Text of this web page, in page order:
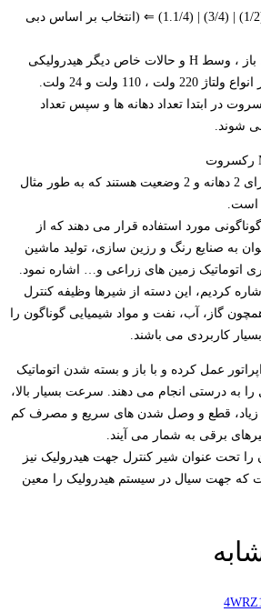
در سایزهای (1/4) | (3/8) | (1/2) | (3/4) | (1.1/4) ⇐ (انتخاب بر اساس دبی
در ابتدا تعداد دهانه ها و سپس تعداد
شوند.
شیر کنترل جهت حداقل دارای 2 دهانه و 2 وضعیت هستند که به طور مثال
مورد استفاده قرار می دهند که از
به صنایع رنگ و رزین سازی، تولید ماشین
اتوماتیک زمین های زراعی و… اشاره نمود.
کردیم، این دسته از شیرها وظیفه کنترل
گاز، آب، نفت و مواد شیمیایی گوناگون را
کاربردی می باشند.
عمل کرده و با باز و بسته شدن اتوماتیک
به درستی انجام می دهند. سرعت بسیار بالا،
زیاد، قطع و وصل شدن های سریع و مصرف کم
برقی به شمار می آیند.
تحت عنوان شیر کنترل جهت هیدرولیک نیز
که جهت سیال در سیستم هیدرولیک را معین